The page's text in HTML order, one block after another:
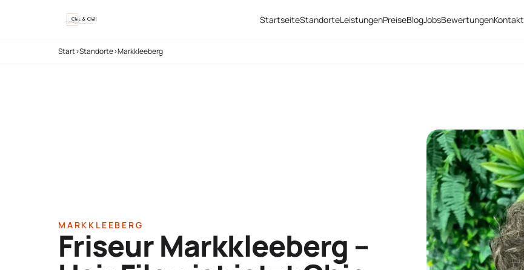
StartseiteStandorteLeistungenPreiseBlogJobsBewertungenKontakt
Start›Standorte›Markkleeberg
MARKKLEEBERG
Friseur Markkleeberg –